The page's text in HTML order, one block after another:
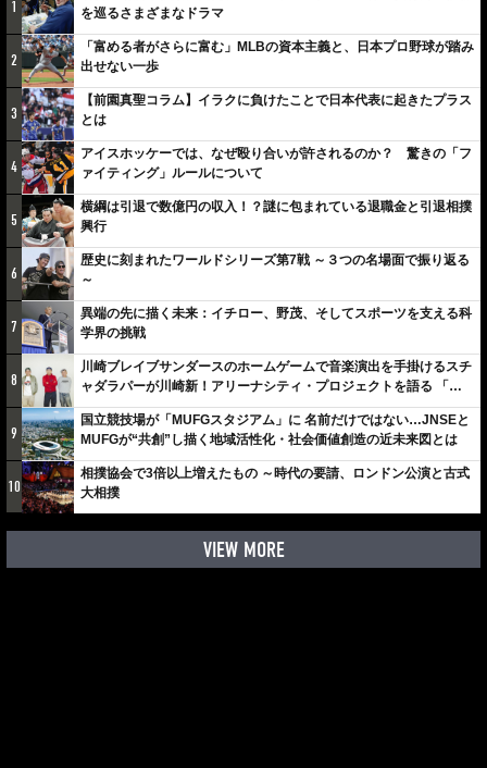
1
を巡るさまざまなドラマ
2
「富める者がさらに富む」MLBの資本主義と、日本プロ野球が踏み
出せない一歩
3
【前園真聖コラム】イラクに負けたことで日本代表に起きたプラス
とは
4
アイスホッケーでは、なぜ殴り合いが許されるのか？ 驚きの「フ
ァイティング」ルールについて
5
横綱は引退で数億円の収入！？謎に包まれている退職金と引退相撲
興行
6
歴史に刻まれたワールドシリーズ第7戦 ～３つの名場面で振り返る
～
7
異端の先に描く未来：イチロー、野茂、そしてスポーツを支える科
学界の挑戦
8
川崎ブレイブサンダースのホームゲームで音楽演出を手掛けるスチ
ャダラパーが川崎新！アリーナシティ・プロジェクトを語る 「楽
しみでしかないでしょ。川崎は、ずっと成長曲線だから」
9
国立競技場が「MUFGスタジアム」に 名前だけではない…JNSEと
MUFGが“共創”し描く地域活性化・社会価値創造の近未来図とは
10
相撲協会で3倍以上増えたもの ～時代の要請、ロンドン公演と古式
大相撲
VIEW MORE